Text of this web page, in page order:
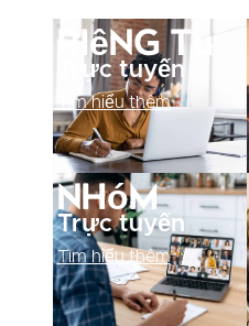
Riêng tư
Trực tuyến
Tìm hiểu thêm
Nhóm
Trực tuyến
Tìm hiểu thêm